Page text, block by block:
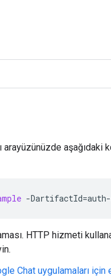
aşağıdaki
-DartifactId=auth-
HTTP hizmeti
Chat uygulamaları